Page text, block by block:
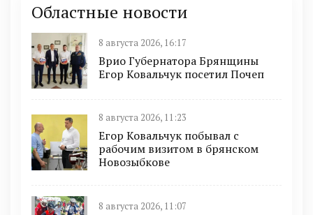
Областные новости
8 августа 2026, 16:17
Врио Губернатора Брянщины
Егор Ковальчук посетил Почеп
8 августа 2026, 11:23
Егор Ковальчук побывал с
рабочим визитом в брянском
Новозыбкове
8 августа 2026, 11:07